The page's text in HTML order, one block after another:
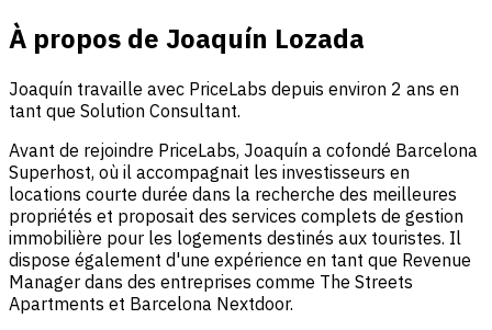
À propos de Joaquín Lozada
Joaquín travaille avec PriceLabs depuis environ 2 ans en
tant que Solution Consultant.
Avant de rejoindre PriceLabs, Joaquín a cofondé Barcelona
Superhost, où il accompagnait les investisseurs en
locations courte durée dans la recherche des meilleures
propriétés et proposait des services complets de gestion
immobilière pour les logements destinés aux touristes. Il
dispose également d'une expérience en tant que Revenue
Manager dans des entreprises comme The Streets
Apartments et Barcelona Nextdoor.